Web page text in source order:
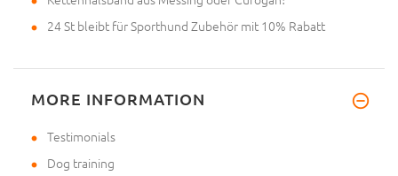
24 St bleibt für Sporthund Zubehör mit 10% Rabatt
MORE INFORMATION
Testimonials
Dog training